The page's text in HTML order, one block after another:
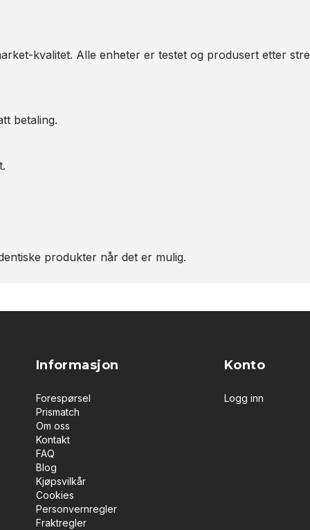
kvalitet. Alle enheter er testet og produsert etter
betaling.
produkter når det er mulig.
Informasjon
Forespørsel
Prismatch
Om oss
Kontakt
FAQ
Blog
Kjøpsvilkår
Cookies
Personvernregler
Fraktregler
Konto
Logg inn